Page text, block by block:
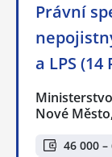
Právní
a LPS (14
Nové
46 000 –